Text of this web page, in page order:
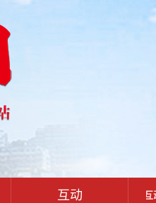
互动 党群联系互